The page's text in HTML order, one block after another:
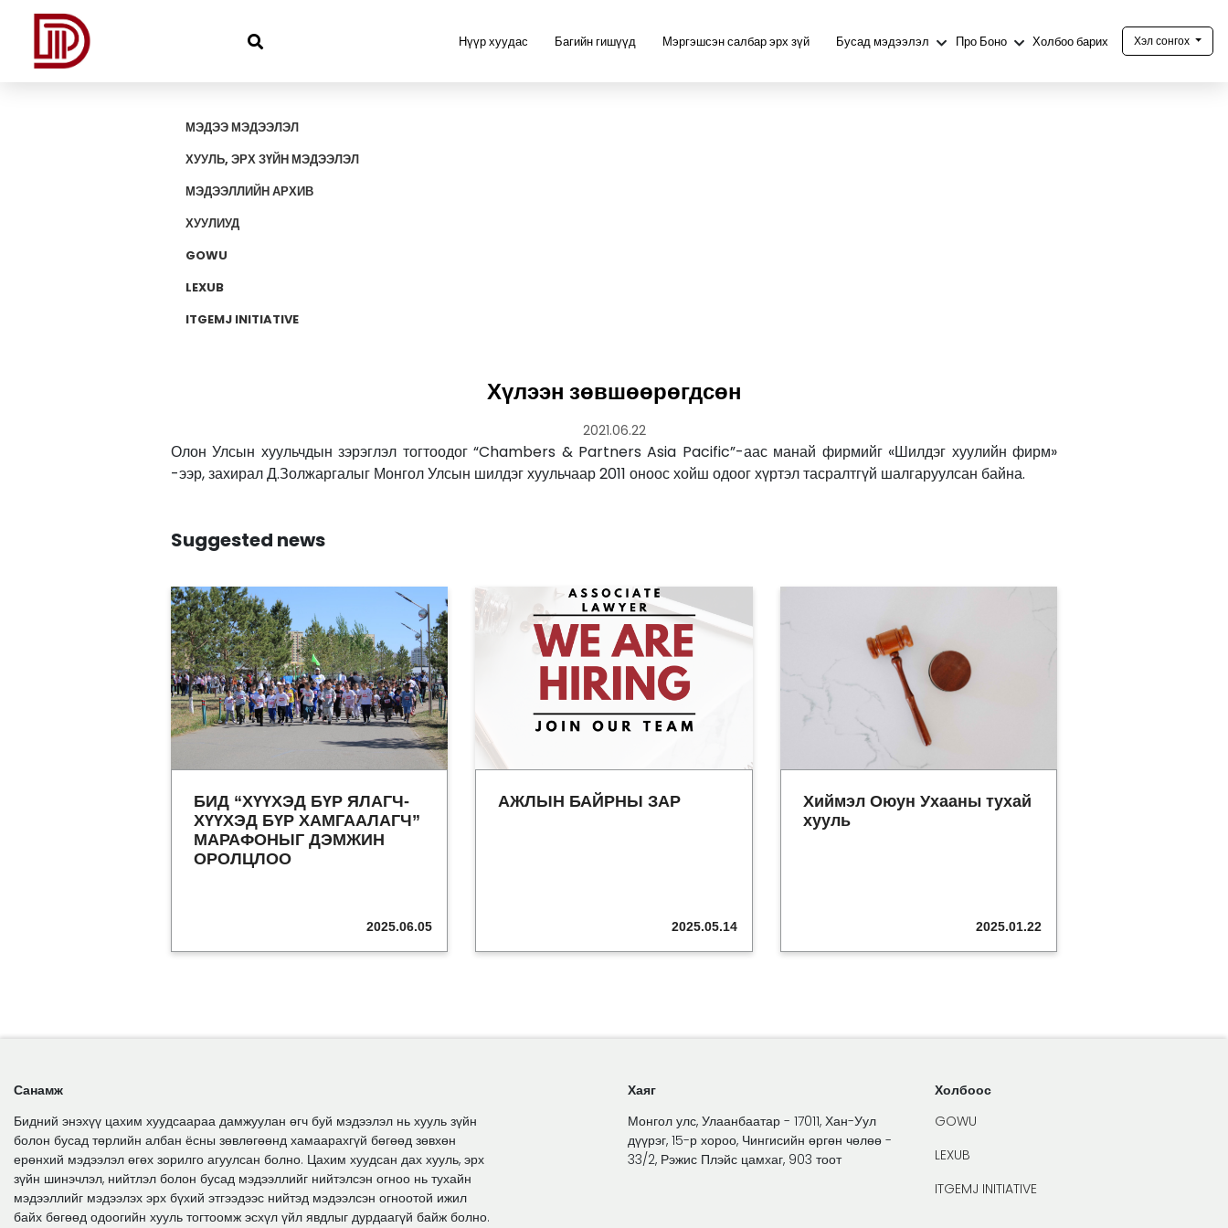
Нүүр хуудас Багийн гишүүд Мэргэшсэн салбар эрх зүй Бусад мэдээлэл Про Боно Холбоо барих Хэл сонгох
МЭДЭЭ МЭДЭЭЛЭЛ
ХУУЛЬ, ЭРХ ЗҮЙН МЭДЭЭЛЭЛ
МЭДЭЭЛЛИЙН АРХИВ
ХУУЛИУД
GOWU
LEXUB
ITGEMJ INITIATIVE
Хүлээн зөвшөөрөгдсөн
2021.06.22
Олон Улсын хуульчдын зэрэглэл тогтоодог “Chambers & Partners Asia Pacific”-аас манай фирмийг «Шилдэг хуулийн фирм»
-ээр, захирал Д.Золжаргалыг Монгол Улсын шилдэг хуульчаар 2011 оноос хойш одоог хүртэл тасралтгүй шалгаруулсан байна.
Suggested news
БИД “ХҮҮХЭД БҮР ЯЛАГЧ-
ХҮҮХЭД БҮР ХАМГААЛАГЧ”
МАРАФОНЫГ ДЭМЖИН
ОРОЛЦЛОО
2025.06.05
АЖЛЫН БАЙРНЫ ЗАР
2025.05.14
Хиймэл Оюун Ухааны тухай
хууль
2025.01.22
Санамж
Бидний энэхүү цахим хуудсаараа дамжуулан өгч буй мэдээлэл нь хууль зүйн
болон бусад төрлийн албан ёсны зөвлөгөөнд хамаарахгүй бөгөөд зөвхөн
ерөнхий мэдээлэл өгөх зорилго агуулсан болно. Цахим хуудсан дах хууль, эрх
зүйн шинэчлэл, нийтлэл болон бусад мэдээллийг нийтэлсэн огноо нь тухайн
мэдээллийг мэдээлэх эрх бүхий этгээдээс нийтэд мэдээлсэн огноотой ижил
байх бөгөөд одоогийн хууль тогтоомж эсхүл үйл явдлыг дурдаагүй байж болно.
Хаяг
Монгол улс, Улаанбаатар - 17011, Хан-Уул
дүүрэг, 15-р хороо, Чингисийн өргөн чөлөө -
33/2, Рэжис Плэйс цамхаг, 903 тоот
Холбоос
GOWU
LEXUB
ITGEMJ INITIATIVE